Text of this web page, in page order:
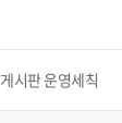
게시판 운영세칙